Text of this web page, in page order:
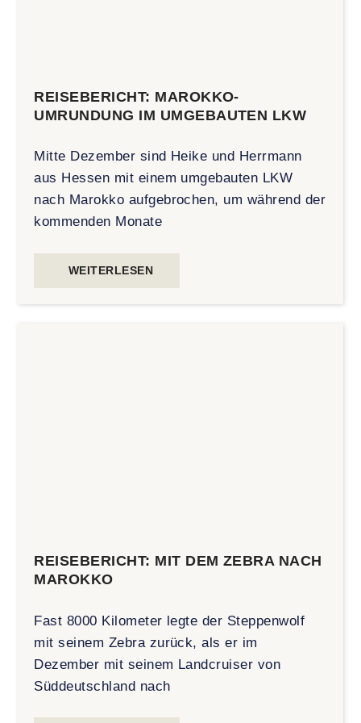
REISEBERICHT: MAROKKO-
UMRUNDUNG IM UMGEBAUTEN LKW
Mitte Dezember sind Heike und Herrmann
aus Hessen mit einem umgebauten LKW
nach Marokko aufgebrochen, um während der
kommenden Monate
WEITERLESEN
REISEBERICHT: MIT DEM ZEBRA NACH
MAROKKO
Fast 8000 Kilometer legte der Steppenwolf
mit seinem Zebra zurück, als er im
Dezember mit seinem Landcruiser von
Süddeutschland nach